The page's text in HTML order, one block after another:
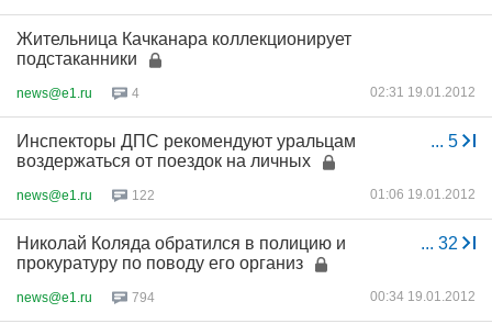
Жительница Качканара коллекционирует
подстаканники
news@e1.ru 4 02:31 19.01.2012
... 5
Инспекторы ДПС рекомендуют уральцам
воздержаться от поездок на личных
news@e1.ru 122 01:06 19.01.2012
... 32
Николай Коляда обратился в полицию и
прокуратуру по поводу его организ
news@e1.ru 794 00:34 19.01.2012